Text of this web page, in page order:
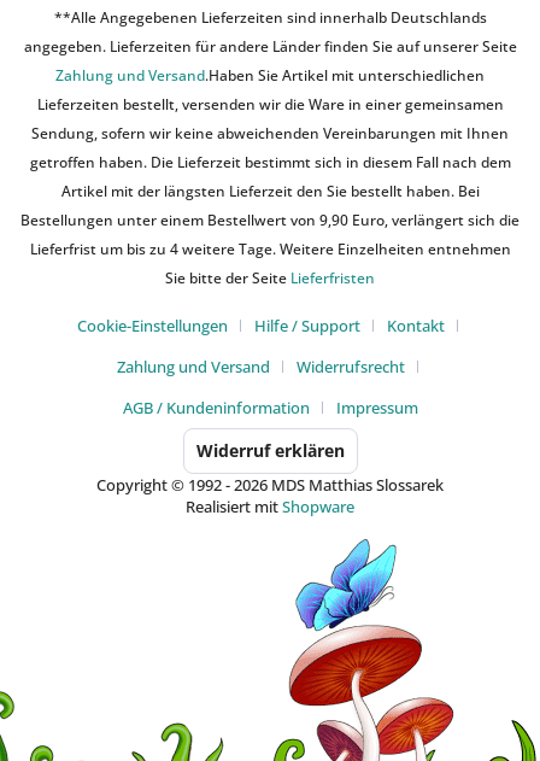
**Alle Angegebenen Lieferzeiten sind innerhalb Deutschlands
angegeben. Lieferzeiten für andere Länder finden Sie auf unserer Seite
Zahlung und Versand.Haben Sie Artikel mit unterschiedlichen
Lieferzeiten bestellt, versenden wir die Ware in einer gemeinsamen
Sendung, sofern wir keine abweichenden Vereinbarungen mit Ihnen
getroffen haben. Die Lieferzeit bestimmt sich in diesem Fall nach dem
Artikel mit der längsten Lieferzeit den Sie bestellt haben. Bei
Bestellungen unter einem Bestellwert von 9,90 Euro, verlängert sich die
Lieferfrist um bis zu 4 weitere Tage. Weitere Einzelheiten entnehmen
Sie bitte der Seite Lieferfristen
Cookie-Einstellungen Hilfe / Support
Kontakt
Zahlung und Versand
Widerrufsrecht
AGB / Kundeninformation
Impressum
Widerruf erklären
Copyright © 1992 - 2026 MDS Matthias Slossarek
Realisiert mitShopware